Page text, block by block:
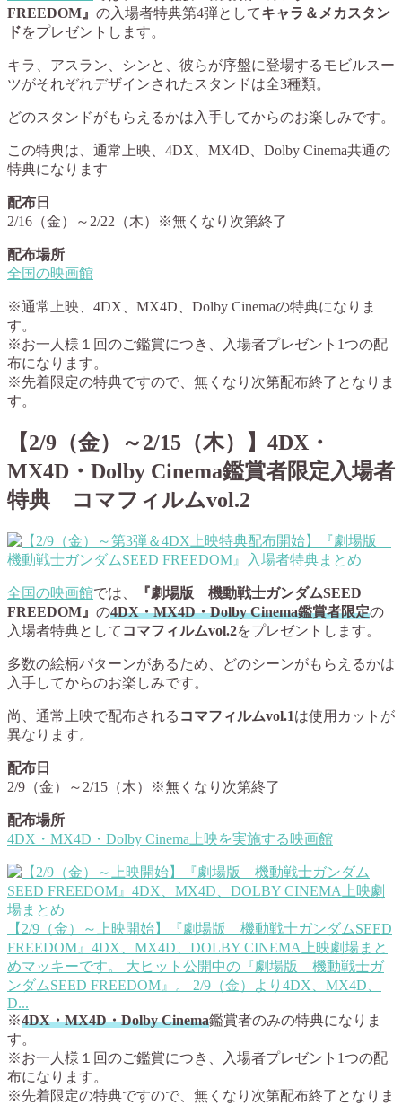
FREEDOM』 の入場者特典第4弾としてキャラ＆メカスタン
ドをプレゼントします。
キラ、アスラン、シンと、彼らが序盤に登場するモビルスー
ツがそれぞれデザインされたスタンドは全3種類。
どのスタンドがもらえるかは入手してからのお楽しみです。
この特典は、通常上映、4DX、MX4D、Dolby Cinema共通の
特典になります
配布日
2/16（金）～2/22（木）※無くなり次第終了
配布場所
全国の映画館
※通常上映、4DX、MX4D、Dolby Cinemaの特典になりま
す。
※お一人様１回のご鑑賞につき、入場者プレゼント1つの配
布になります。
※先着限定の特典ですので、無くなり次第配布終了となりま
す。
【2/9（金）～2/15（木）】4DX・
MX4D・Dolby Cinema鑑賞者限定入場者
特典 コマフィルムvol.2
全国の映画館では、
『劇場版 機動戦士ガンダムSEED
FREEDOM』 の4DX・MX4D・Dolby Cinema鑑賞者限定の
入場者特典として コマフィルムvol.2をプレゼントします。
多数の絵柄パターンがあるため、どのシーンがもらえるかは
入手してからのお楽しみです。
尚、通常上映で配布される コマフィルムvol.1は使用カットが
異なります。
配布日
2/9（金）～2/15（木）※無くなり次第終了
配布場所
4DX・MX4D・Dolby Cinema上映を実施する映画館
【2/9（金）～上映開始】『劇場版 機動戦士ガンダムSEED
FREEDOM』4DX、MX4D、DOLBY CINEMA上映劇場まと
めマッキーです。 大ヒット公開中の『劇場版 機動戦士ガ
ンダムSEED FREEDOM』。 2/9（金）より4DX、MX4D、
D...
※4DX・MX4D・Dolby Cinema鑑賞者のみの特典になりま
す。
※お一人様１回のご鑑賞につき、入場者プレゼント1つの配
布になります。
※先着限定の特典ですので、無くなり次第配布終了となりま